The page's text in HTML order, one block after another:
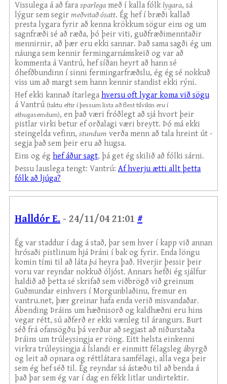
Vissulega á að fara sparlega með í kalla fólk lygara, sá
lýgur sem segir meðvitað ósatt. Ég hef í bræði kallað
presta lygara fyrir að kenna krökkum sögur eins og um
sagnfræði sé að ræða, þó þeir viti, guðfræðimenntaðir
mennirnir, að þær eru ekki sannar. Það sama sagði ég um
náunga sem kennir fermingarnámskeið og var að
kommenta á Vantrú, hef síðan heyrt að hann sé
óhefðbundinn í sinni fermingarfræðslu, ég ég sé nokkuð
viss um að margt sem hann kennir standist ekki rýni.
Hef ekki kannað ítarlega hversu oft lygar koma við sögu
á Vantrú (taktu eftir í þessum lista að flest tilvikin eru í
athugasemdum), en það væri fróðlegt að sjá hvort þeir
pistlar virki betur ef orðalagi væri breytt. Þó má ekki
steingelda vefinn, stundum verða menn að tala hreint út -
segja það sem þeir eru að hugsa.
Eins og ég hef áður sagt, þá get ég skilið að fólki sárni.
Þessu lauslega tengt: Vantrú: Af hverju ætti allt þetta
fólk að ljúga?
Halldór E. - 24/11/04 21:01 #
Ég var staddur í dag á stað, þar sem hver í kapp við annan
hrósaði pistlinum hjá Þráni í bak og fyrir. Enda löngu
komin tími til að láta þá heyra það. Hverjir þessir þeir
voru var reyndar nokkuð óljóst. Annars hefði ég sjálfur
haldið að þetta sé skrifað sem viðbrögð við greinum
Guðmundar einhvers í Morgunblaðinu, fremur en
vantru.net, þær greinar hafa enda verið misvandaðar.
Ábending Þráins um hæðnisorð og kaldhæðni eru hins
vegar rétt, sú aðferð er ekki vænleg til árangurs. Burt
séð frá ofansögðu þá verður að segjast að niðurstaða
Þráins um trúleysingja er röng. Eitt helsta einkenni
virkra trúleysingja á Íslandi er einmitt félagsleg ábyrgð
og leit að opnara og réttlátara samfélagi, alla vega þeir
sem ég hef séð til. Ég reyndar sá ástæðu til að benda á
það þar sem ég var í dag en fékk litlar undirtektir.